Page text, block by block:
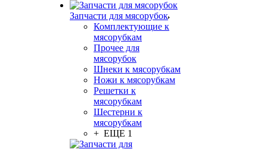
Запчасти для мясорубок
Комплектующие к
мясорубкам
Прочее для
мясорубок
Шнеки к мясорубкам
Ножи к мясорубкам
Решетки к
мясорубкам
Шестерни к
мясорубкам
+ ЕЩЕ 1